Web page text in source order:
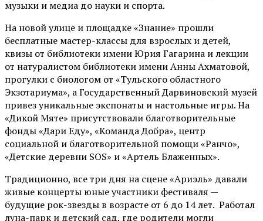
музыки и медиа до науки и спорта.
На новой улице и площадке «Знание» прошли
бесплатные мастер-классы для взрослых и детей,
квизы от библиотеки имени Юрия Гагарина и лекции
от натуралистом библиотеки имени Анны Ахматовой,
прогулки с биологом от «Тульского областного
Экзотариума», а Государственный Дарвиновский музей
привез уникальные экспонаты и настольные игры. На
«Дикой Мяте» присутствовали благотворительные
фонды «Дари Еду», «Команда Добра», центр
социальной и благотворительной помощи «Ранчо»,
«Детские деревни SOS» и «Артель Блаженных».
Традиционно, все три дня на сцене«Ариэль» давали
живые концерты юные участники фестиваля —
будущие рок-звезды в возрасте от 6 до 14 лет. Работал
луна-парк и детский сад, где родители могли